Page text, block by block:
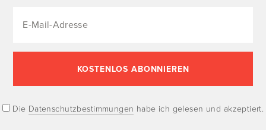
Die Datenschutzbestimmungen habe ich gelesen und akzeptiert.